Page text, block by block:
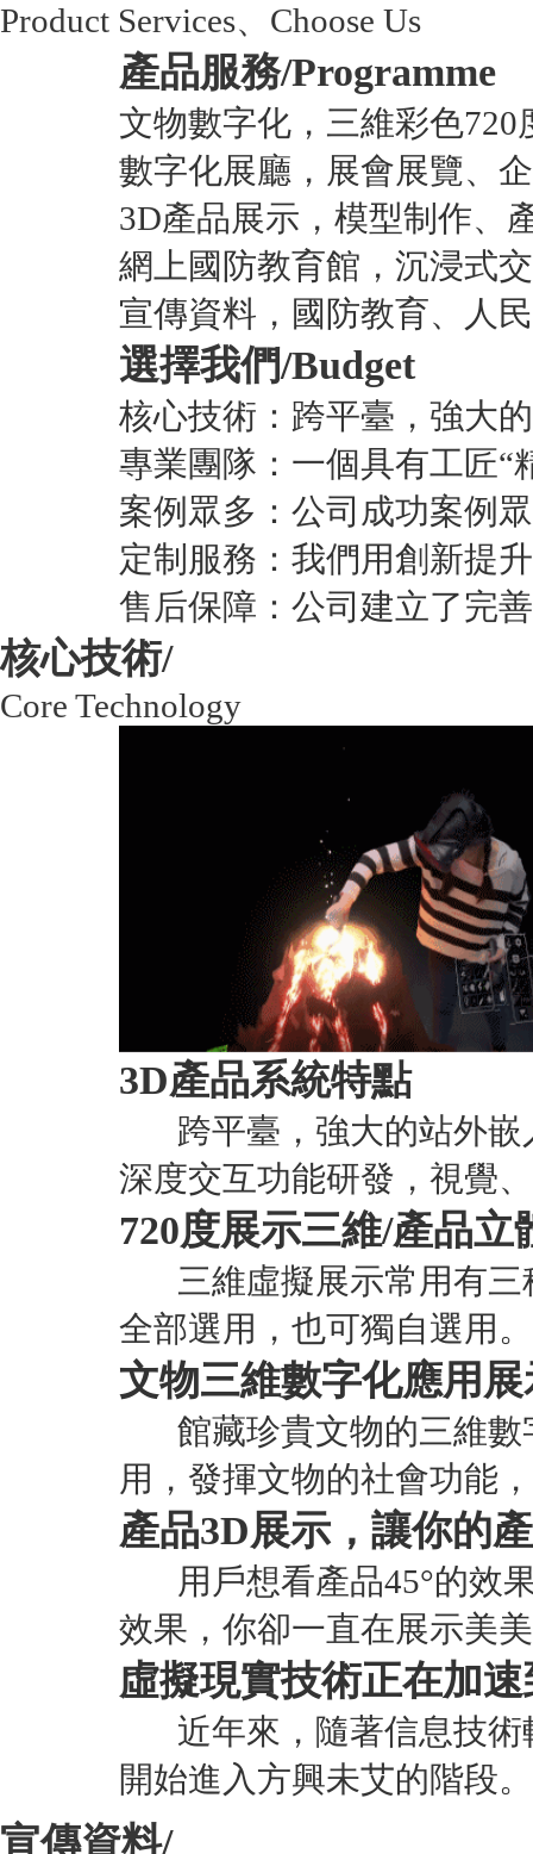
Product Services、Choose Us
產品服務/Programme
文物數字化，三維彩色720
數字化展廳，展會展覽、
3D產品展示，模型制作、
網上國防教育館，沉浸式
宣傳資料，國防教育、人
選擇我們/Budget
核心技術：跨平臺，強大
專業團隊：一個具有工匠“
案例眾多：公司成功案例
定制服務：我們用創新提
售后保障：公司建立了完
核心技術/
Core Technology
3D產品系統特點
跨平臺，強大的站外嵌
深度交互功能研發，視覺
720度展示三維/產品
三維虛擬展示常用有三
全部選用，也可獨自選用
文物三維數字化應用展
館藏珍貴文物的三維數
用，發揮文物的社會功能
產品3D展示，讓你的
用戶想看產品45°的效果
效果，你卻一直在展示美
虛擬現實技術正在加
近年來，隨著信息技術
開始進入方興未艾的階段
宣傳資料/